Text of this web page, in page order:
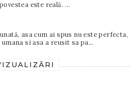
este reală. ...
asa cum ai spus nu este perfecta,
si asa a reusit sa pa...